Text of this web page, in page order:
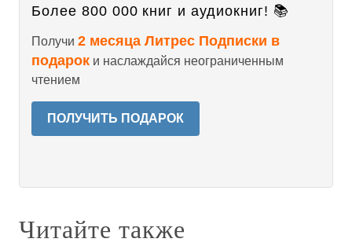
Более 800 000 книг и аудиокниг! 📚
Получи 2 месяца Литрес Подписки в
подарок и наслаждайся неограниченным
чтением
ПОЛУЧИТЬ ПОДАРОК
Читайте также